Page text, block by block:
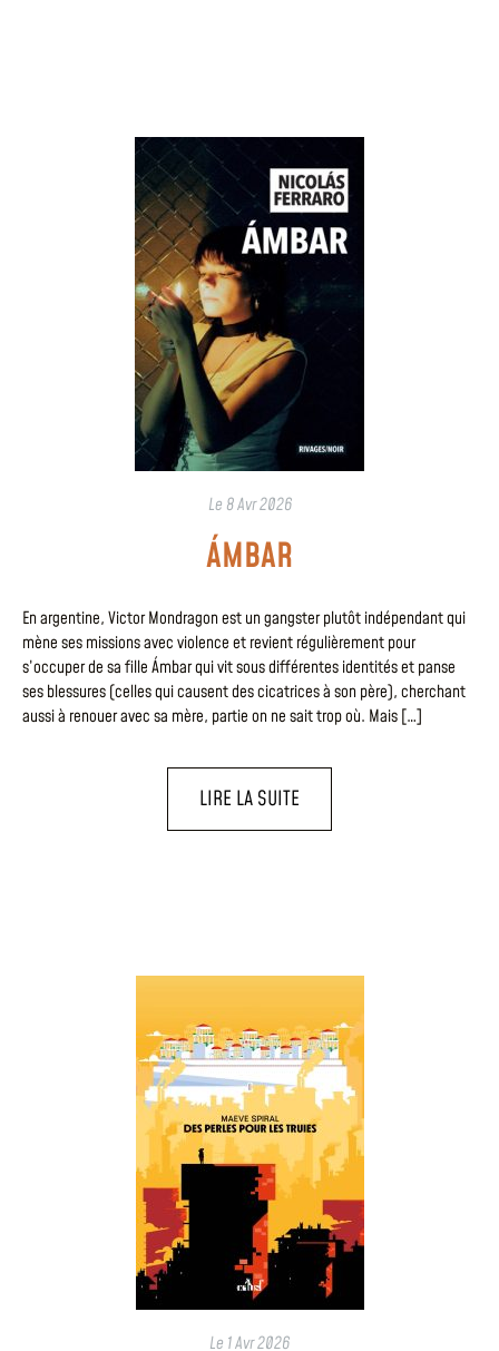
Le 8 Avr 2026
ÁMBAR
En argentine, Victor Mondragon est un gangster plutôt indépendant qui
mène ses missions avec violence et revient régulièrement pour
s’occuper de sa fille Ámbar qui vit sous différentes identités et panse
ses blessures (celles qui causent des cicatrices à son père), cherchant
aussi à renouer avec sa mère, partie on ne sait trop où. Mais […]
LIRE LA SUITE
Le 1 Avr 2026